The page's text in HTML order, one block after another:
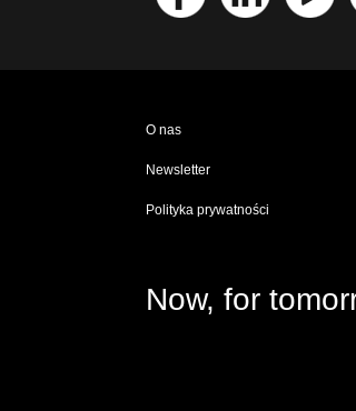
O nas
Newsletter
Polityka prywatności
Now, for